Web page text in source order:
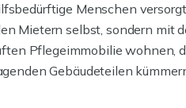
Menschen
Mietern selbst, sondern mit
Pflegeimmobilie wohnen,
Gebäudeteilen